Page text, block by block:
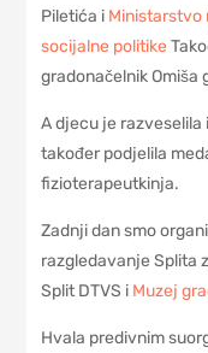
Piletića i Ministarstvo
socijalne politike
gradonačelnik Omiša
A djecu je
također podjelila
fizioterapeutkinja.
Zadnji dan smo
razgledavanje Splita
Split DTVS i Muzej
Hvala predivnim